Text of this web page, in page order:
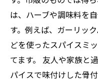
は、ハーブや調味料を
す。例えば、ガーリッ
どを使ったスパイスミ
てます。 友人や家族と
パイスで味付けした骨